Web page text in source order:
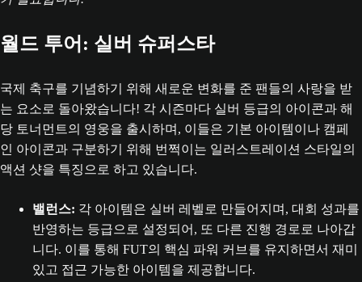
월드 투어: 실버 슈퍼스타
국제 축구를 기념하기 위해 새로운 변화를 준 팬들의 사랑을 받
는 요소로 돌아왔습니다! 각 시즌마다 실버 등급의 아이콘과 해
당 토너먼트의 영웅을 출시하며, 이들은 기본 아이템이나 캠페
인 아이콘과 구분하기 위해 번쩍이는 일러스트레이션 스타일의
액션 샷을 특징으로 하고 있습니다.
밸런스: 각 아이템은 실버 레벨로 만들어지며, 대회 성과를
반영하는 등급으로 설정되어, 또 다른 진행 경로로 나아갑
니다. 이를 통해 FUT의 핵심 파워 커브를 유지하면서 재미
있고 접근 가능한 아이템을 제공합니다.